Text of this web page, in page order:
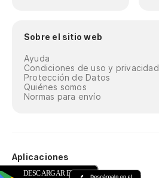
Sobre el sitio web
Ayuda
Condiciones de uso y privacidad
Protección de Datos
Quiénes somos
Normas para envío
Aplicaciones